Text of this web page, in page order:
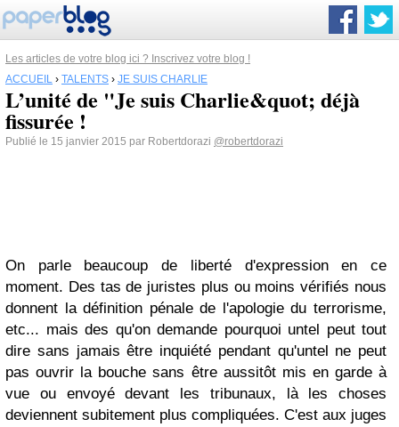
Les articles de votre blog ici ? Inscrivez votre blog !
ACCUEIL › TALENTS › JE SUIS CHARLIE
L’unité de "Je suis Charlie&quot; déjà
fissurée !
Publié le 15 janvier 2015 par Robertdorazi @robertdorazi
On parle beaucoup de liberté d'expression en ce
moment. Des tas de juristes plus ou moins vérifiés nous
donnent la définition pénale de l'apologie du terrorisme,
etc... mais des qu'on demande pourquoi untel peut tout
dire sans jamais être inquiété pendant qu'untel ne peut
pas ouvrir la bouche sans être aussitôt mis en garde à
vue ou envoyé devant les tribunaux, là les choses
deviennent subitement plus compliquées. C'est aux juges